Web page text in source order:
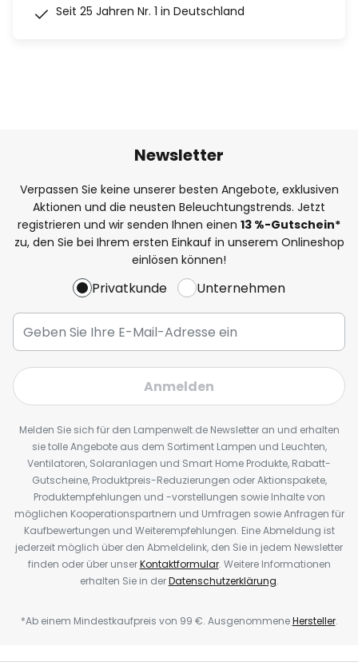
Seit 25 Jahren Nr. 1 in Deutschland
Newsletter
Verpassen Sie keine unserer besten Angebote, exklusiven
Aktionen und die neusten Beleuchtungstrends. Jetzt
registrieren und wir senden Ihnen einen 13 %-Gutschein*
zu, den Sie bei Ihrem ersten Einkauf in unserem Onlineshop
einlösen können!
Privatkunde Unternehmen
Anmelden
Melden Sie sich für den Lampenwelt.de Newsletter an und erhalten
sie tolle Angebote aus dem Sortiment Lampen und Leuchten,
Ventilatoren, Solaranlagen und Smart Home Produkte, Rabatt-
Gutscheine, Produktpreis-Reduzierungen oder Aktionspakete,
Produktempfehlungen und -vorstellungen sowie Inhalte von
möglichen Kooperationspartnern und Umfragen sowie Anfragen für
Kaufbewertungen und Weiterempfehlungen. Eine Abmeldung ist
jederzeit möglich über den Abmeldelink, den Sie in jedem Newsletter
finden oder über unserKontaktformular. Weitere Informationen
erhalten Sie in derDatenschutzerklärung.
*Ab einem Mindestkaufpreis von 99 €. AusgenommeneHersteller.